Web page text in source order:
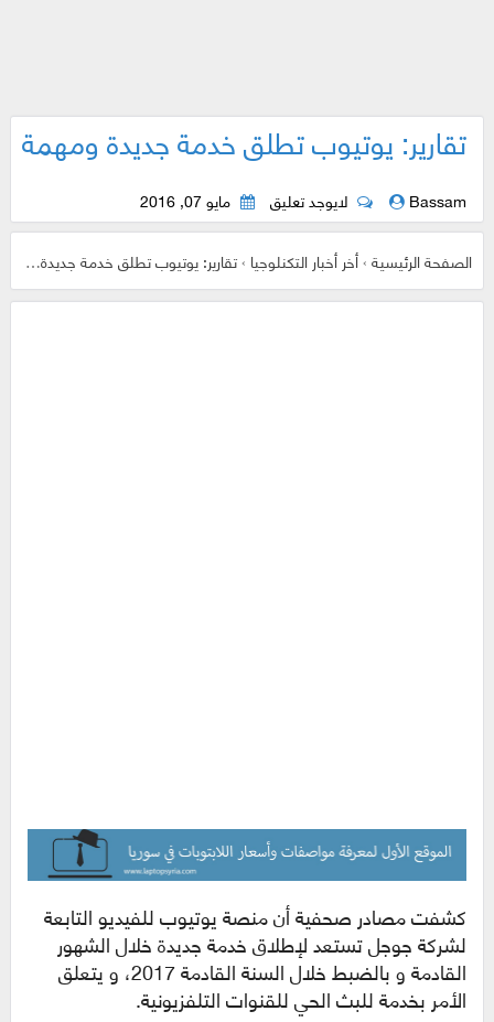
تقارير: يوتيوب تطلق خدمة جديدة ومهمة
Bassam لايوجد تعليق مايو 07, 2016
الصفحة الرئيسية›أخر أخبار التكنلوجيا›تقارير: يوتيوب تطلق خدمة جديدة ومهمة
كشفت مصادر صحفية أن منصة يوتيوب للفيديو التابعة
لشركة جوجل تستعد لإطلاق خدمة جديدة خلال الشهور
القادمة و بالضبط خلال السنة القادمة 2017، و يتعلق
الأمر بخدمة للبث الحي للقنوات التلفزيونية.